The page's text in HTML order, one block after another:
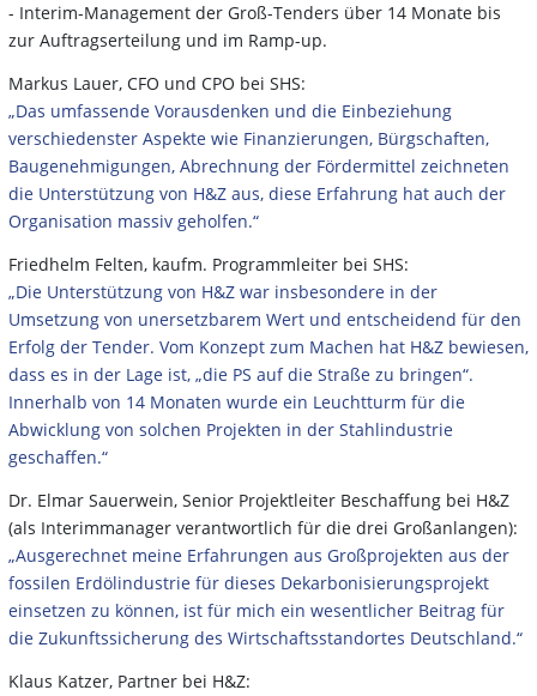
- Interim-Management der Groß-Tenders über 14 Monate bis
zur Auftragserteilung und im Ramp-up.
Markus Lauer, CFO und CPO bei SHS:
„Das umfassende Vorausdenken und die Einbeziehung
verschiedenster Aspekte wie Finanzierungen, Bürgschaften,
Baugenehmigungen, Abrechnung der Fördermittel zeichneten
die Unterstützung von H&Z aus, diese Erfahrung hat auch der
Organisation massiv geholfen.“
Friedhelm Felten, kaufm. Programmleiter bei SHS:
„Die Unterstützung von H&Z war insbesondere in der
Umsetzung von unersetzbarem Wert und entscheidend für den
Erfolg der Tender. Vom Konzept zum Machen hat H&Z bewiesen,
dass es in der Lage ist, „die PS auf die Straße zu bringen“.
Innerhalb von 14 Monaten wurde ein Leuchtturm für die
Abwicklung von solchen Projekten in der Stahlindustrie
geschaffen.“
Dr. Elmar Sauerwein, Senior Projektleiter Beschaffung bei H&Z
(als Interimmanager verantwortlich für die drei Großanlangen):
„Ausgerechnet meine Erfahrungen aus Großprojekten aus der
fossilen Erdölindustrie für dieses Dekarbonisierungsprojekt
einsetzen zu können, ist für mich ein wesentlicher Beitrag für
die Zukunftssicherung des Wirtschaftsstandortes Deutschland.“
Klaus Katzer, Partner bei H&Z: